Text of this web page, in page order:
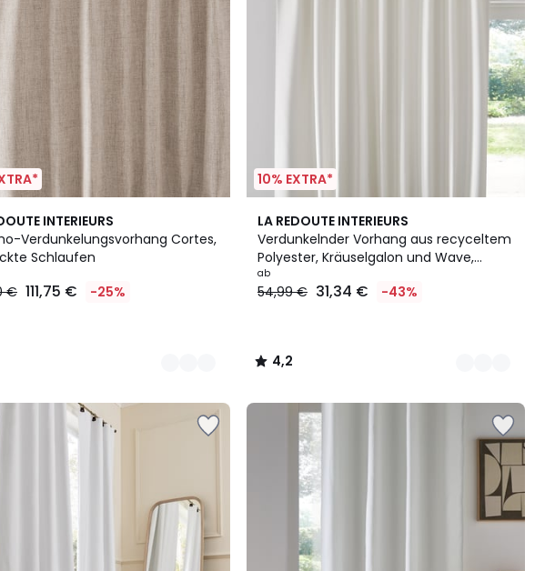
INTERIEURS
Verdunkelungsvorhang Cortes,
Schlaufen
€ 111,75 € -25%
10% EXTRA*
LA REDOUTE INTERIEURS
Verdunkelnder Vorhang aus recyceltem
Polyester, Kräuselgalon und Wave,
SELECT
ab
54,99 € 31,34 € -43%
4,2
/ 5
2
Farben
4,2
/